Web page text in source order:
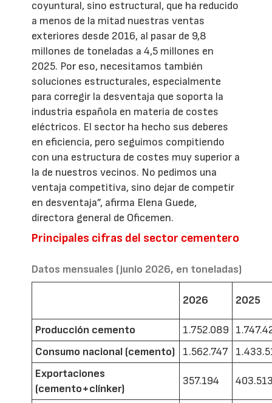
coyuntural, sino estructural, que ha reducido
a menos de la mitad nuestras ventas
exteriores desde 2016, al pasar de 9,8
millones de toneladas a 4,5 millones en
2025. Por eso, necesitamos también
soluciones estructurales, especialmente
para corregir la desventaja que soporta la
industria española en materia de costes
eléctricos. El sector ha hecho sus deberes
en eficiencia, pero seguimos compitiendo
con una estructura de costes muy superior a
la de nuestros vecinos. No pedimos una
ventaja competitiva, sino dejar de competir
en desventaja”, afirma Elena Guede,
directora general de Oficemen.
Principales cifras del sector cementero
Datos mensuales (junio 2026, en toneladas)
2026 2025
Producción cemento 1.752.089
Consumo nacional (cemento)
1.562.747
Exportaciones
(cemento+clínker)
357.194